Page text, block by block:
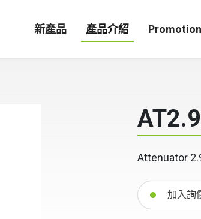
新產品 產品介紹 Promotion
Attenuator
加入詢